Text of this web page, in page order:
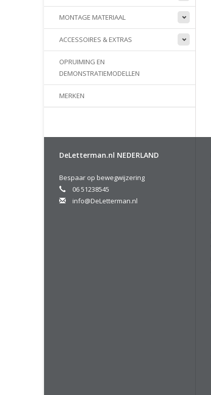
MONTAGE MATERIAAL
ACCESSOIRES & EXTRAS
OPRUIMING EN
DEMONSTRATIEMODELLEN
MERKEN
DeLetterman.nl NEDERLAND
Bespaar op bewegwijzering
06 51238545
info@DeLetterman.nl